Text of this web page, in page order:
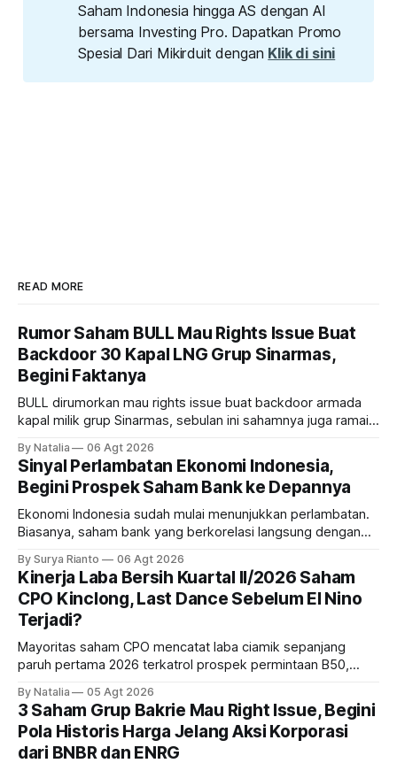
Saham Indonesia hingga AS dengan AI
bersama Investing Pro. Dapatkan Promo
Spesial Dari Mikirduit dengan Klik di sini
READ MORE
Rumor Saham BULL Mau Rights Issue Buat
Backdoor 30 Kapal LNG Grup Sinarmas,
Begini Faktanya
BULL dirumorkan mau rights issue buat backdoor armada
kapal milik grup Sinarmas, sebulan ini sahamnya juga ramai
masih menarik dilirik?
By Natalia 06 Agt 2026
Sinyal Perlambatan Ekonomi Indonesia,
Begini Prospek Saham Bank ke Depannya
Ekonomi Indonesia sudah mulai menunjukkan perlambatan.
Biasanya, saham bank yang berkorelasi langsung dengan
bank ke depannya?
By Surya Rianto 06 Agt 2026
Kinerja Laba Bersih Kuartal II/2026 Saham
CPO Kinclong, Last Dance Sebelum El Nino
Terjadi?
Mayoritas saham CPO mencatat laba ciamik sepanjang
paruh pertama 2026 terkatrol prospek permintaan B50,
diprediksi semakin terlihat mendekati 2027. Kira-kira gimana
prospeknya? apakah masih menarik dilirik sektor ini?
By Natalia 05 Agt 2026
3 Saham Grup Bakrie Mau Right Issue, Begini
Pola Historis Harga Jelang Aksi Korporasi
dari BNBR dan ENRG